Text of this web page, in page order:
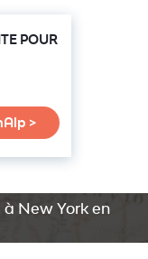
POUR
>
New York en